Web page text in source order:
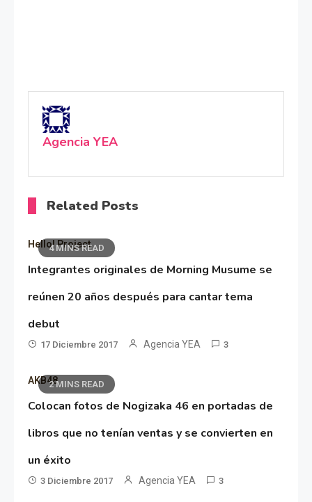
Agencia YEA
Related Posts
4 MINS READ
Hello! Project
Integrantes originales de Morning Musume se
reúnen 20 años después para cantar tema
debut
17 Diciembre 2017 Agencia YEA 3
2 MINS READ
AKB48
Colocan fotos de Nogizaka 46 en portadas de
libros que no tenían ventas y se convierten en
un éxito
3 Diciembre 2017 Agencia YEA 3